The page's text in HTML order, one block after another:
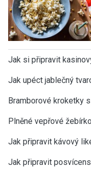
Jak si připravit
Jak upéct jablečný
Bramborové kroketky
Plněné vepřové
Jak připravit kávový
Jak připravit